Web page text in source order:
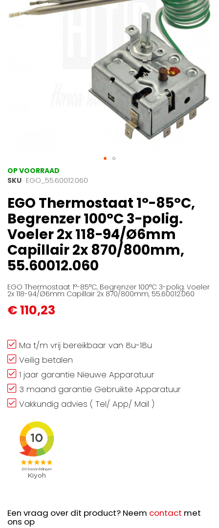
afbeeldingen-
gallerij
Ga
naar
begin
van
de
afbeeldingen-
gallerij
OP VOORRAAD
SKU EGO_55.60012.060
EGO Thermostaat 1°-85°C,
Begrenzer 100°C 3-polig.
Voeler 2x 118-94/Ø6mm
Capillair 2x 870/800mm,
55.60012.060
EGO Thermostaat 1°-85°C, Begrenzer 100°C 3-polig. Voeler
2x 118-94/Ø6mm Capillair 2x 870/800mm, 55.60012.060
€ 110,23
Ma t/m vrij bereikbaar van 8u-18u
Veilig betalen
1 jaar garantie Nieuwe Apparatuur
3 maand garantie Gebruikte Apparatuur
Vakkundig advies ( Tel/ App/ Mail )
Een vraag over dit product? Neem contact met
ons op